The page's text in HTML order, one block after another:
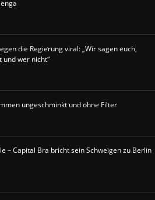
die Regierung viral: „Wir sagen euch,
und wer nicht“
ungeschminkt und ohne Filter
– Capital Bra bricht sein Schweigen zu Berlin